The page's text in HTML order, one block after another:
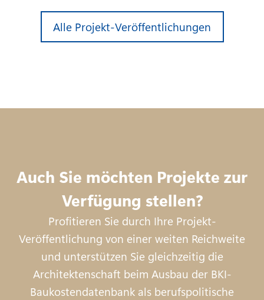
Alle Projekt-Veröffentlichungen
Auch Sie möchten Projekte zur
Verfügung stellen?
Profitieren Sie durch Ihre Projekt-
Veröffentlichung von einer weiten Reichweite
und unterstützen Sie gleichzeitig die
Architektenschaft beim Ausbau der BKI-
Baukostendatenbank als berufspolitische